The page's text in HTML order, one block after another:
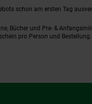
schon am ersten Tag
Bücher und Pre- &
pro Person und